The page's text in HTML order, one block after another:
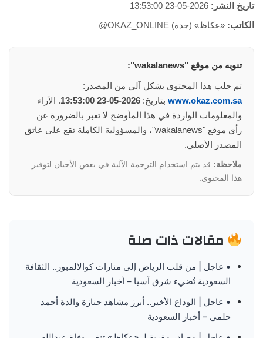
تاريخ النشر: 2026-05-23 13:53:00
الكاتب: «عكاظ» (جدة) OKAZ_ONLINE@
تنويه من موقع "wakalanews":
تم جلب هذا المحتوى بشكل آلي من المصدر:
www.okaz.com.sa بتاريخ: 2026-05-23 13:53:00
. الآراء
والمعلومات الواردة في هذا المأوضح لا تعبر بالضرورة عن
رأي موقع "wakalanews"، والمسؤولية الكاملة تقع على عاتق
المصدر الأصلي.
ملاحظة: قد يتم استخدام الترجمة الآلية في بعض الأحيان لتوفير
هذا المحتوى.
مقالات ذات صلة
• عاجل | من قلب الرياض إلى منارات كوالالمبور.. الثقافة
السعودية تُضيء شرق آسيا – أخبار السعودية
• عاجل | الوداع الأخير.. أبرز مشاهد جنازة والدة أحمد
حلمي – أخبار السعودية